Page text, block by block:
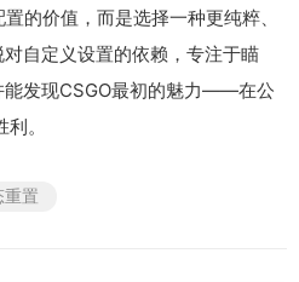
的价值，而是选择一种更纯粹、
自定义设置的依赖，专注于瞄
能发现CSGO最初的魅力——在公
。
重置